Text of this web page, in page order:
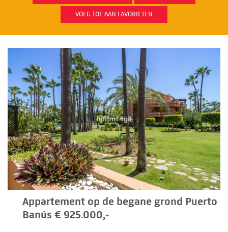
VOEG TOE AAN FAVORIETEN
Appartement op de begane grond Puerto
Banús € 925.000,-